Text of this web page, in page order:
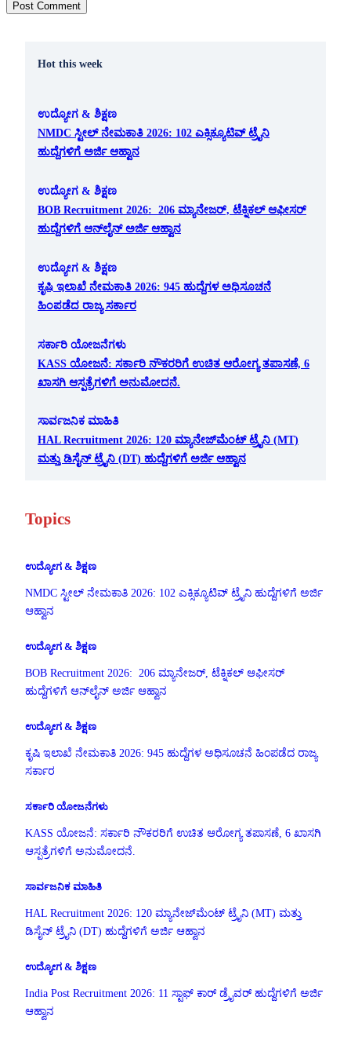
Hot this week
ಉದ್ಯೋಗ & ಶಿಕ್ಷಣ
NMDC ಸ್ಟೀಲ್ ನೇಮಕಾತಿ 2026: 102 ಎಕ್ಸಿಕ್ಯೂಟಿವ್ ಟ್ರೈನಿ
ಹುದ್ದೆಗಳಿಗೆ ಅರ್ಜಿ ಆಹ್ವಾನ
ಉದ್ಯೋಗ & ಶಿಕ್ಷಣ
BOB Recruitment 2026: 206 ಮ್ಯಾನೇಜರ್, ಟೆಕ್ನಿಕಲ್ ಆಫೀಸರ್
ಹುದ್ದೆಗಳಿಗೆ ಆನ್‌ಲೈನ್ ಅರ್ಜಿ ಆಹ್ವಾನ
ಉದ್ಯೋಗ & ಶಿಕ್ಷಣ
ಕೃಷಿ ಇಲಾಖೆ ನೇಮಕಾತಿ 2026: 945 ಹುದ್ದೆಗಳ ಅಧಿಸೂಚನೆ
ಹಿಂಪಡೆದ ರಾಜ್ಯ ಸರ್ಕಾರ
ಸರ್ಕಾರಿ ಯೋಜನೆಗಳು
KASS ಯೋಜನೆ: ಸರ್ಕಾರಿ ನೌಕರರಿಗೆ ಉಚಿತ ಆರೋಗ್ಯ ತಪಾಸಣೆ, 6
ಖಾಸಗಿ ಆಸ್ಪತ್ರೆಗಳಿಗೆ ಅನುಮೋದನೆ.
ಸಾರ್ವಜನಿಕ ಮಾಹಿತಿ
HAL Recruitment 2026: 120 ಮ್ಯಾನೇಜ್‌ಮೆಂಟ್ ಟ್ರೈನಿ (MT)
ಮತ್ತು ಡಿಸೈನ್ ಟ್ರೈನಿ (DT) ಹುದ್ದೆಗಳಿಗೆ ಅರ್ಜಿ ಆಹ್ವಾನ
Topics
ಉದ್ಯೋಗ & ಶಿಕ್ಷಣ
NMDC ಸ್ಟೀಲ್ ನೇಮಕಾತಿ 2026: 102 ಎಕ್ಸಿಕ್ಯೂಟಿವ್ ಟ್ರೈನಿ ಹುದ್ದೆಗಳಿಗೆ ಅರ್ಜಿ
ಆಹ್ವಾನ
ಉದ್ಯೋಗ & ಶಿಕ್ಷಣ
BOB Recruitment 2026: 206 ಮ್ಯಾನೇಜರ್, ಟೆಕ್ನಿಕಲ್ ಆಫೀಸರ್
ಹುದ್ದೆಗಳಿಗೆ ಆನ್‌ಲೈನ್ ಅರ್ಜಿ ಆಹ್ವಾನ
ಉದ್ಯೋಗ & ಶಿಕ್ಷಣ
ಕೃಷಿ ಇಲಾಖೆ ನೇಮಕಾತಿ 2026: 945 ಹುದ್ದೆಗಳ ಅಧಿಸೂಚನೆ ಹಿಂಪಡೆದ ರಾಜ್ಯ
ಸರ್ಕಾರ
ಸರ್ಕಾರಿ ಯೋಜನೆಗಳು
KASS ಯೋಜನೆ: ಸರ್ಕಾರಿ ನೌಕರರಿಗೆ ಉಚಿತ ಆರೋಗ್ಯ ತಪಾಸಣೆ, 6 ಖಾಸಗಿ
ಆಸ್ಪತ್ರೆಗಳಿಗೆ ಅನುಮೋದನೆ.
ಸಾರ್ವಜನಿಕ ಮಾಹಿತಿ
HAL Recruitment 2026: 120 ಮ್ಯಾನೇಜ್‌ಮೆಂಟ್ ಟ್ರೈನಿ (MT) ಮತ್ತು
ಡಿಸೈನ್ ಟ್ರೈನಿ (DT) ಹುದ್ದೆಗಳಿಗೆ ಅರ್ಜಿ ಆಹ್ವಾನ
ಉದ್ಯೋಗ & ಶಿಕ್ಷಣ
India Post Recruitment 2026: 11 ಸ್ಟಾಫ್ ಕಾರ್ ಡ್ರೈವರ್ ಹುದ್ದೆಗಳಿಗೆ ಅರ್ಜಿ
ಆಹ್ವಾನ